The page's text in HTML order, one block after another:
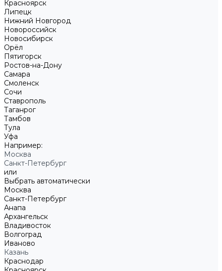
Красноярск
Липецк
Нижний Новгород
Новороссийск
Новосибирск
Орёл
Пятигорск
Ростов-на-Дону
Самара
Смоленск
Сочи
Ставрополь
Таганрог
Тамбов
Тула
Уфа
Например:
Москва
Санкт-Петербург
или
Выбрать автоматически
Москва
Санкт-Петербург
Анапа
Архангельск
Владивосток
Волгоград
Иваново
Казань
Краснодар